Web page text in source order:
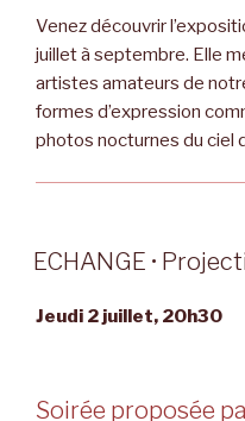
Venez découvrir
juillet à septembre. Elle
artistes amateurs de
formes d’expression
photos nocturnes du ciel
ECHANGE •
Jeudi 2 juillet, 20h30
Soirée proposée